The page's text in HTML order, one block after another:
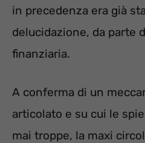
in precedenza era già
delucidazione, da parte
finanziaria.
A conferma di un
articolato e su cui le
mai troppe, la maxi